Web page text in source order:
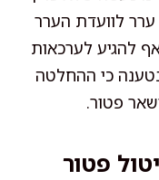
ערר לוועדת הערר
להגיע לערכאות
כי ההחלטה
פטור.
פטור